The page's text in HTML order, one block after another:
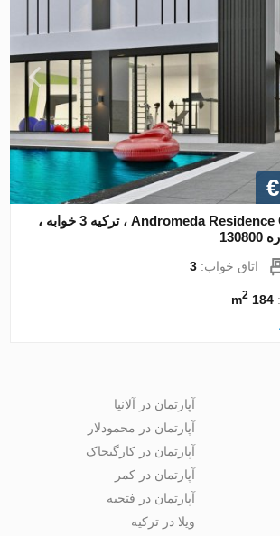
آپارتمان در در Andromeda Residence Oba ، ترکیه 3 خوابه ،
اتاق خواب:3
184 m
2
آپارتمان در آلانیا
آپارتمان در محمودلار
آپارتمان در کارگیجاک
آپارتمان در کمر
آپارتمان در فتحیه
ویلا در ترکیه